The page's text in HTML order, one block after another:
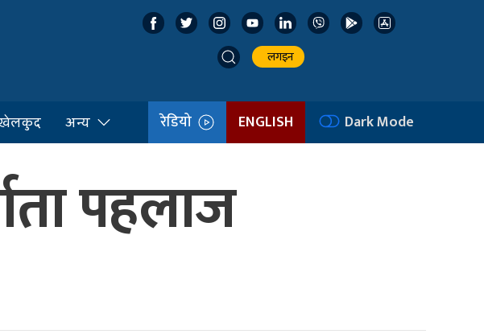
लगइन
अन्य रेडियो ENGLISH Dark Mode
पहलाज